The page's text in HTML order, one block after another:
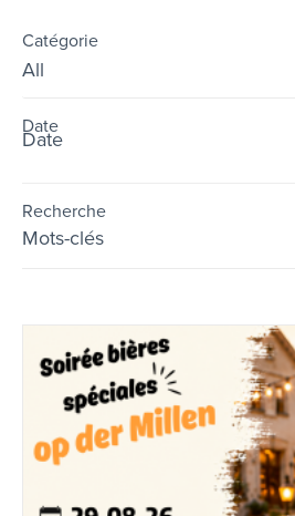
Catégorie
Date
Recherche